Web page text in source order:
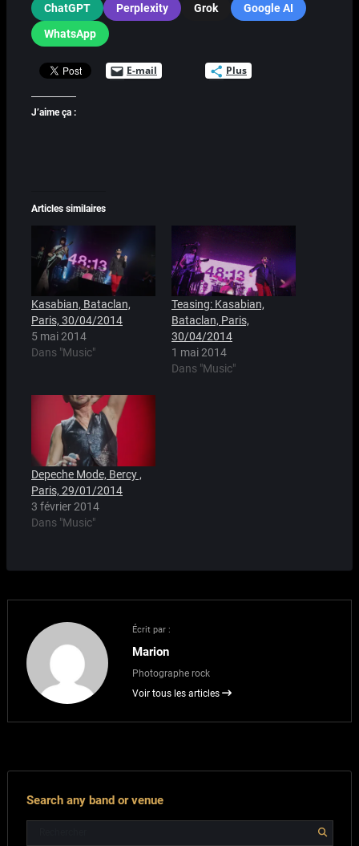
ChatGPT Perplexity Grok
Google AI
WhatsApp
E-mail Plus
J’aime ça :
Articles similaires
Kasabian, Bataclan,
Paris, 30/04/2014
5 mai 2014
Dans "Music"
Teasing: Kasabian,
Bataclan, Paris,
30/04/2014
1 mai 2014
Dans "Music"
Depeche Mode, Bercy ,
Paris, 29/01/2014
3 février 2014
Dans "Music"
Écrit par :
Marion
Photographe rock
Voir tous les articles
Search any band or venue